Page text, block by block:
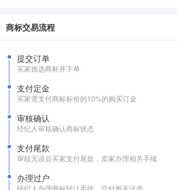
商标交易流程
提交订单
买家挑选商标并下单
支付定金
买家需支付商标标价的10%的购买订金
审核确认
经纪人审核确认商标状态
支付尾款
审核无误后买家支付尾款，卖家办理相关手续
办理过户
经纪人办理商标转让手续，交付相关证书